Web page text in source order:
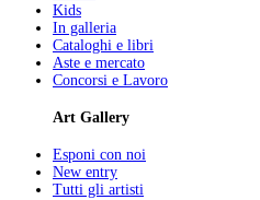
Kids
In galleria
Cataloghi e libri
Aste e mercato
Concorsi e Lavoro
Art Gallery
Esponi con noi
New entry
Tutti gli artisti